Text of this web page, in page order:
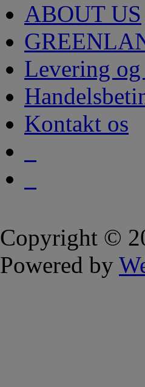
ABOUT US
Levering
Kontakt os
Copyright ©
Powered by